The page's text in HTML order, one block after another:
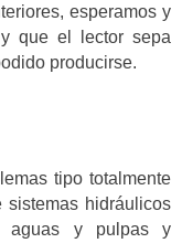
esperamos y
que el lector sepa
producirse.
tipo totalmente
sistemas hidráulicos
aguas y pulpas y